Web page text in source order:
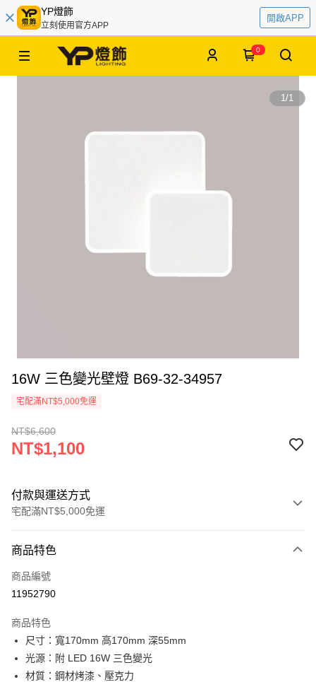
YP燈飾
立刻使用官方APP
開啟APP
0
1/1
16W 三色變光壁燈 B69-32-34957
宅配滿NT$5,000免運
NT$6,600
NT$1,100
付款與運送方式
宅配滿NT$5,000免運
信用卡一次付款
LINE Pay
街口支付
悠遊付
商品特色
商品編號
11952790
商品特色
尺寸：寬170mm 高170mm 深55mm
光源：附 LED 16W 三色變光
材質：鋼材烤漆、壓克力